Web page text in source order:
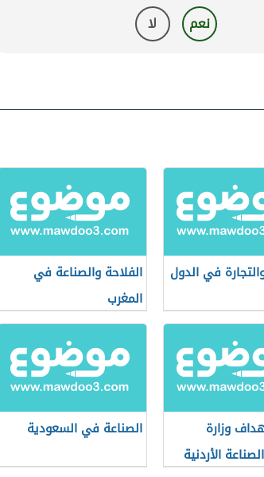
نعم لا
في الدول
الفلاحة والصناعة في
المغرب
وزارة
الأردنية
الصناعة في السعودية